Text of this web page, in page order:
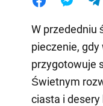
W przededniu
pieczenie,
przygotowuje
Świetnym
ciasta i desery